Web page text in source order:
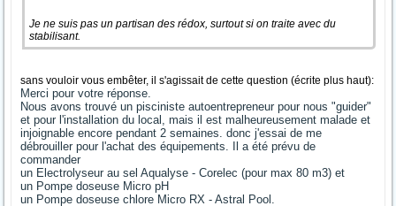
Je ne suis pas un partisan des rédox, surtout si on traite avec du
stabilisant.
sans vouloir vous embêter, il s'agissait de cette question (écrite plus haut):
Merci pour votre réponse.
Nous avons trouvé un pisciniste autoentrepreneur pour nous "guider"
et pour l'installation du local, mais il est malheureusement malade et
injoignable encore pendant 2 semaines. donc j'essai de me
débrouiller pour l'achat des équipements. Il a été prévu de
commander
un Electrolyseur au sel Aqualyse - Corelec (pour max 80 m3) et
un Pompe doseuse Micro pH
un Pompe doseuse chlore Micro RX - Astral Pool.